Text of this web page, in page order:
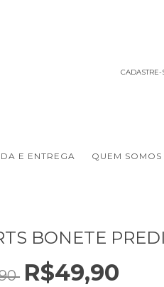
CADASTRE-
E ENTREGA QUEM SOMOS
BONETE
R$49,90